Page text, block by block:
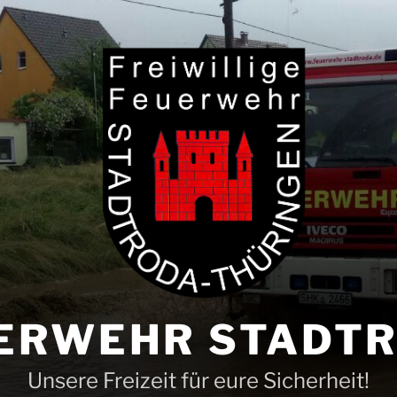
Unsere Freizeit für eure Sicherheit!